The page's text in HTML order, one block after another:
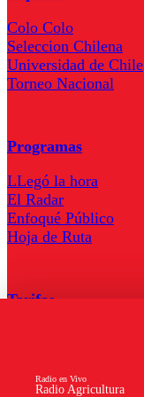
Radio Agricultura
Radio en Vivo
Colo Colo
Seleccion Chilena
Universidad de Chile
Torneo Nacional
Programas
LLegó la hora
El Radar
Enfoqué Público
Hoja de Ruta
Tarifas